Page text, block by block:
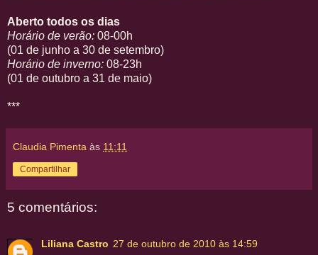
Aberto todos os dias
Horário de verão: 08-00h
(01 de junho a 30 de setembro)
Horário de inverno: 08-23h
(01 de outubro a 31 de maio)
***
Claudia Pimenta às 11:11
Compartilhar
5 comentários:
Liliana Castro 27 de outubro de 2010 às 14:59